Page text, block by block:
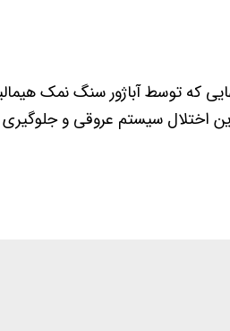
که توسط آباژور سنگ نمک
اختلال سیستم عروقی و